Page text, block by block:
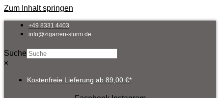
Zum Inhalt springen
+49 8331 4403
info@zigarren-sturm.de
Suche
×
Kostenfreie Lieferung ab 89,00 €*